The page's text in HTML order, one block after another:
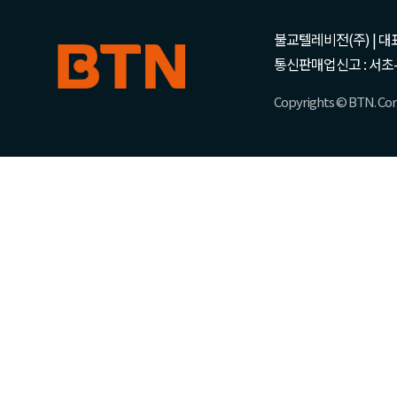
불교텔레비전(주) | 대
통신판매업신고 : 서
Copyrights © BTN.